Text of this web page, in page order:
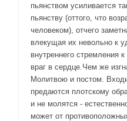
пьянством усиливается
пьянству (оттого, что
человеком), отчего
влекущая их невольно к
внутреннего стремления
враг в сердце.Чем же
Молитвою и постом.
предаются плотскому
и не молятся -
может от